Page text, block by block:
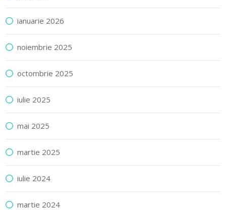
ianuarie 2026
noiembrie 2025
octombrie 2025
iulie 2025
mai 2025
martie 2025
iulie 2024
martie 2024